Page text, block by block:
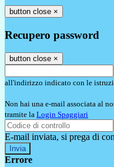
button close ×
Recupero password
button close ×
all'indirizzo indicato con le
Non hai una e-mail associata al
tramite la Login Spaggiari
E-mail inviata, si prega di
Errore